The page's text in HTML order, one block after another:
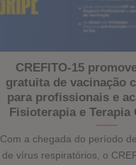
CREFITO-15
gratuita de vacinação
para profissionais e
Fisioterapia e Terapia
Com a chegada do período
de vírus respiratórios, o